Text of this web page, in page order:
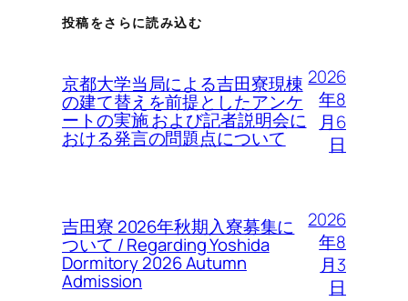
投稿をさらに読み込む
京都大学当局による吉田寮現棟
の建て替えを前提としたアンケ
ートの実施 および記者説明会に
おける発言の問題点について
2026
年8
月6
日
吉田寮 2026年秋期入寮募集に
ついて / Regarding Yoshida
Dormitory 2026 Autumn
Admission
2026
年8
月3
日